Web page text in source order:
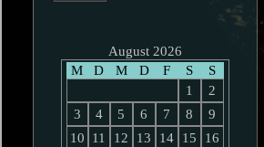
August 2026
M
D M D F S
S
1
2
3
4 5 6 7 8
9
10
11 12 13 14 15
16